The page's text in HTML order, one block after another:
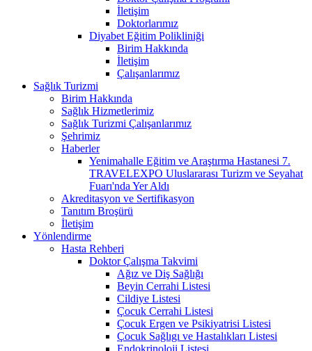
İletişim
Doktorlarımız
Diyabet Eğitim Polikliniği
Birim Hakkında
İletişim
Çalışanlarımız
Sağlık Turizmi
Birim Hakkında
Sağlık Hizmetlerimiz
Sağlık Turizmi Çalışanlarımız
Şehrimiz
Haberler
Yenimahalle Eğitim ve Araştırma Hastanesi 7.
TRAVELEXPO Uluslararası Turizm ve Seyahat
Fuarı'nda Yer Aldı
Akreditasyon ve Sertifikasyon
Tanıtım Broşürü
İletişim
Yönlendirme
Hasta Rehberi
Doktor Çalışma Takvimi
Ağız ve Diş Sağlığı
Beyin Cerrahi Listesi
Cildiye Listesi
Çocuk Cerrahi Listesi
Çocuk Ergen ve Psikiyatrisi Listesi
Çocuk Sağlıgı ve Hastalıkları Listesi
Endokrinoloji Listesi